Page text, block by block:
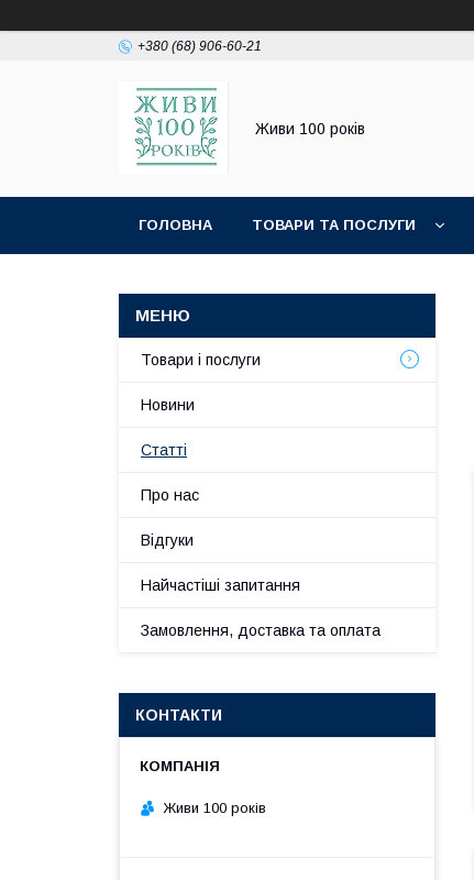
+380 (68) 906-60-21
Живи 100 років
ГОЛОВНА ТОВАРИ ТА ПОСЛУГИ
Товари і послуги
Новини
Статті
Про нас
Відгуки
Найчастіші запитання
Замовлення, доставка та оплата
КОНТАКТИ
Живи 100 років